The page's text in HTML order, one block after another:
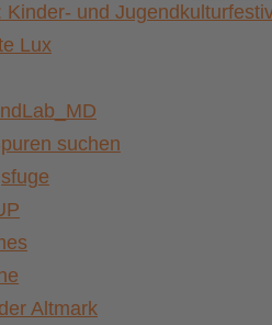
Kinder- und
Lux
suchen
Altmark